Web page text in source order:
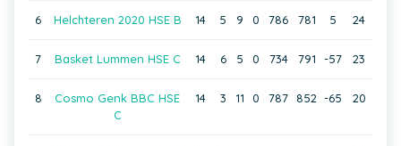
6 Helchteren 2020 HSE B 14 5 9 0 786 781 5 24
7 Basket Lummen HSE C 14 6 5 0 734 791 -57 23
8
Cosmo Genk BBC HSE
C
14 3 11 0 787 852 -65 20